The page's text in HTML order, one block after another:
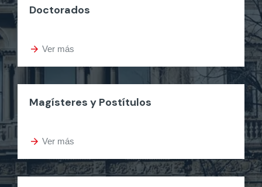
Doctorados
arrow_forward Ver más
Magísteres y Postítulos
arrow_forward Ver más